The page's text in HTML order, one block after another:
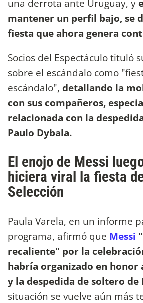
una derrota ante Uruguay, y
mantener un perfil bajo, se
fiesta que ahora genera
Socios del Espectáculo tituló
sobre el escándalo como
escándalo", detallando la
con sus compañeros,
relacionada con la
Paulo Dybala.
El enojo de Messi
hiciera viral la fiesta
Selección
Paula Varela, en un informe
programa, afirmó que Messi
recaliente" por la
habría organizado en honor
y la despedida de soltero de
situación se vuelve aún más